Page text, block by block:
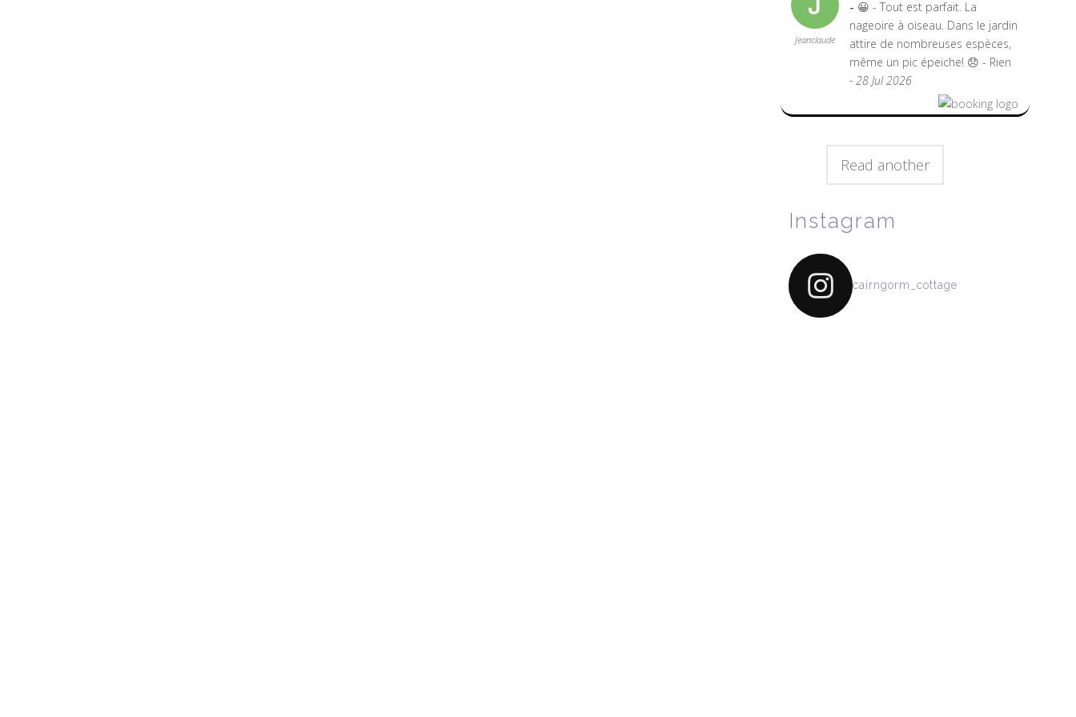
Jeanclaude
😀 - Tout est parfait. La
nageoire à oiseau. Dans le jardin
attire de nombreuses espèces,
même un pic épeiche! 😞 - Rien
- 28 Jul 2026
Read another
Instagram
cairngorm_cottage